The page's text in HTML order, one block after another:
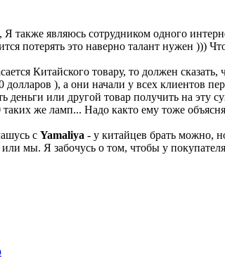
, Я также являюсь сотрудником одного
потерять это наверно талант нужен )))
Китайского товару, то должен
долларов ), а они начали у всех клиентов
деньги или другой товар получить на эту
таких же ламп... Надо както ему тоже
с Yamaliya - у китайцев брать можно,
или мы. Я забочусь о том, чтобы у